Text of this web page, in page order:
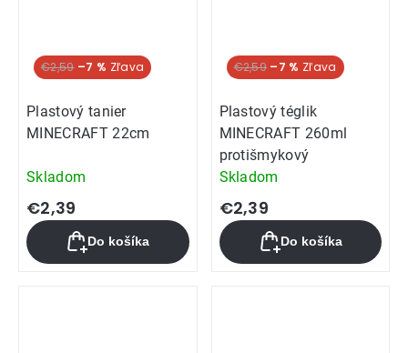
€2,59 –7 %
Plastový tanier
MINECRAFT 22cm
Skladom
€2,39
Do košíka
€2,59 –7 %
Plastový téglik
MINECRAFT 260ml
protišmykový
Skladom
€2,39
Do košíka